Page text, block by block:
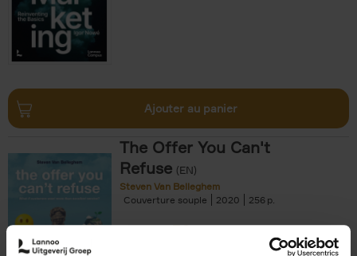
Ajouter au panier
The Offer You Can't
Refuse (EN)
Steven Van Belleghem
Couverture souple
2020 256
€37,50